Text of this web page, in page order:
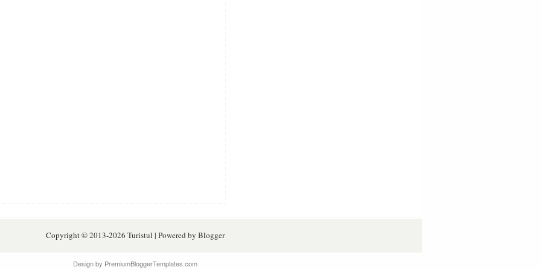
Copyright © 2013-2026 Turistul | Powered by Blogger
Design by PremiumBloggerTemplates.com